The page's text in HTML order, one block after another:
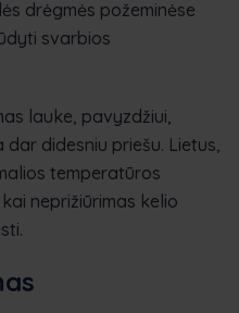
drėgmės požeminėse
svarbios
lauke, pavyzdžiui,
didesniu priešu. Lietus,
temperatūros
neprižiūrimas kelio